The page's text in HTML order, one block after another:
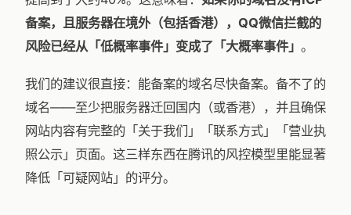
备案，且服务器在境外（包括香港），QQ微信拦截的
风险已经从「低概率事件」变成了「大概率事件」 。
我们的建议很直接：能备案的域名尽快备案。备不了的
域名——至少把服务器迁回国内（或香港），并且确保
网站内容有完整的「关于我们」「联系方式」「营业执
照公示」页面。这三样东西在腾讯的风控模型里能显著
降低「可疑网站」的评分。